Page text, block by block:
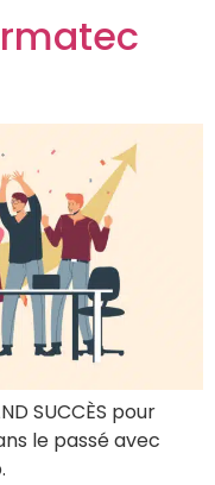
SUCCÈS pour
le passé avec